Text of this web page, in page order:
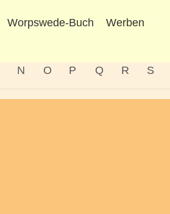
Worpswede-Buch
Werben
N O P Q R S